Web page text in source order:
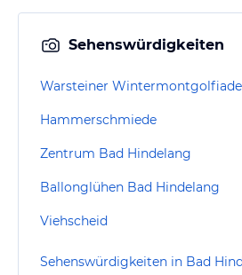
Sehenswürdigkeiten
Warsteiner Wintermontgolfiade
Hammerschmiede
Zentrum Bad Hindelang
Ballonglühen Bad Hindelang
Viehscheid
Sehenswürdigkeiten in Bad